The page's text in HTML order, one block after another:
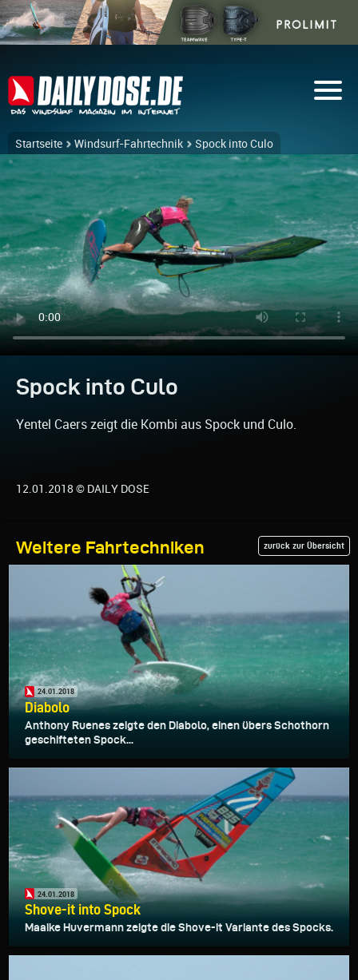
Startseite Windsurf-Fahrtechnik Spock into Culo
Spock into Culo
Yentel Caers zeigt die Kombi aus Spock und Culo.
12.01.2018 © DAILY DOSE
Weitere Fahrtechniken zurück zur Übersicht
24.01.2018
Diabolo
Anthony Ruenes zeigte den Diabolo, einen übers Schothorn
geschifteten Spock...
24.01.2018
Shove-it into Spock
Maaike Huvermann zeigte die Shove-it Variante des Spocks.